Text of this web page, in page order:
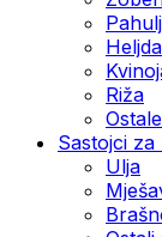
Heljda
Riža
Sastojci za
Ulja